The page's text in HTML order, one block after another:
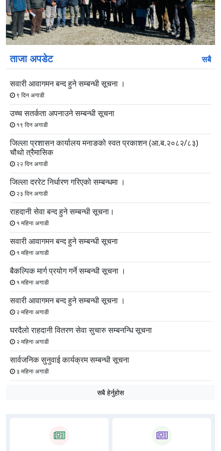
ताजा अपडेट सबै
सवारी आवागमन बन्द हुने सम्बन्धी सूचना ।
९ दिन अगाडी
उच्च सतर्कता अपनाउने सम्बन्धी सूचना
१९ दिन अगाडी
जिल्ला प्रशासन कार्यालय मनाङको स्वत प्रकाशन (आ.ब.२०८२/८३)
चौथो त्रैमासिक
२२ दिन अगाडी
जिल्ला दररेट निर्धारण गरिएको सम्बन्धमा ।
२३ दिन अगाडी
राहदानी सेवा बन्द हुने सम्बन्धी सूचना।
१ महिना अगाडी
सवारी आवागमन बन्द हुने सम्बन्धी सूचना
१ महिना अगाडी
बैकल्पिक मार्ग प्रयोग गर्ने सम्बन्धी सूचना ।
१ महिना अगाडी
सवारी आवागमन बन्द हुने सम्बन्धी सूचना ।
२ महिना अगाडी
घरदैलो राहदानी वितरण सेवा सुचारु सम्बनन्धि सूचना
२ महिना अगाडी
सार्वजनिक सुनुवाई कार्यक्रम सम्बन्धी सूचना
३ महिना अगाडी
सबै हेर्नुहोस